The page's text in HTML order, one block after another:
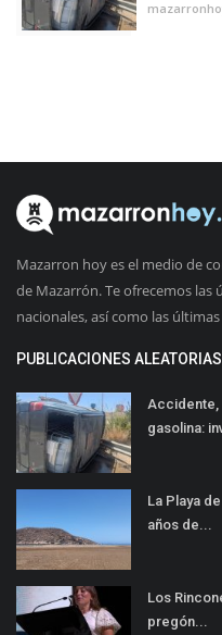
Mazarron hoy es el medio de
de Mazarrón. Te ofrecemos las
nacionales, así como las
PUBLICACIONES ALEATORIAS
Accidente,
gasolina:
La Playa
años de...
Los
pregón...